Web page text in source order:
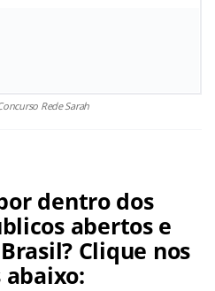
Rede Sarah
dentro dos
abertos e
Clique nos